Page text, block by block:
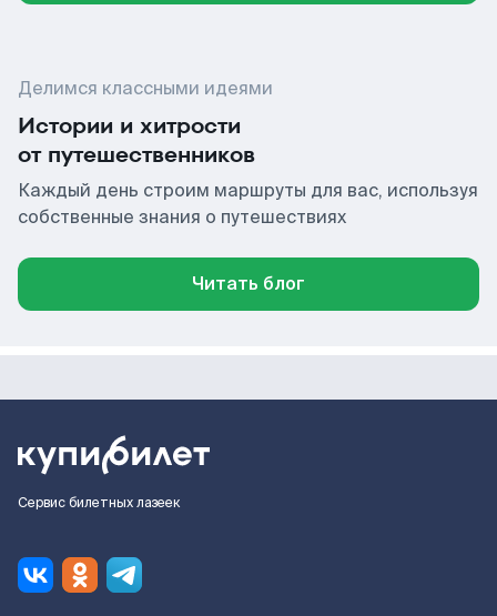
Делимся классными идеями
Истории и хитрости
от путешественников
Каждый день строим маршруты для вас, используя
собственные знания о путешествиях
Читать блог
Сервис билетных лазеек